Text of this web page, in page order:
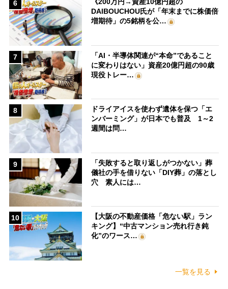
6
DAIBOUCHOU氏が「年末までに株価倍
増期待」の5銘柄を公…
7
「AI・半導体関連が“本命”であること
に変わりはない」資産20億円超の90歳
現役トレー…
8
ドライアイスを使わず遺体を保つ「エ
ンバーミング」が日本でも普及 1～2
週間は問…
9
「失敗すると取り返しがつかない」葬
儀社の手を借りない「DIY葬」の落とし
穴 素人には…
10
【大阪の不動産価格「危ない駅」ラン
キング】“中古マンション売れ行き鈍
化”のワース…
一覧を見る